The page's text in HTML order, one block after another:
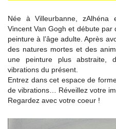
Née à Villeurbanne, zAlhéna
Vincent Van Gogh et débute
peinture à l’âge adulte. Après
des natures mortes et des
une peinture plus abstraite,
vibrations du présent.
Entrez dans cet espace de
de vibrations… Réveillez votre
Regardez avec votre coeur !